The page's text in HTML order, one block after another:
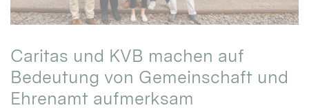
Caritas und KVB machen auf
Bedeutung von Gemeinschaft und
Ehrenamt aufmerksam